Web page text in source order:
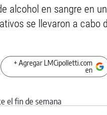
alcohol en sangre en
se llevaron a cabo
+ Agregar LMCipolletti.com
en